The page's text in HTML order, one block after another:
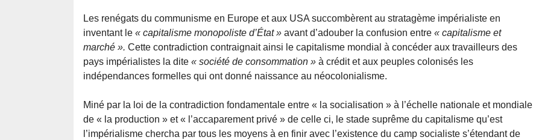
Les renégats du communisme en Europe et aux USA succombèrent au stratagème impérialiste en
inventant le « capitalisme monopoliste d’État » avant d’adouber la confusion entre « capitalisme et
marché ». Cette contradiction contraignait ainsi le capitalisme mondial à concéder aux travailleurs des
pays impérialistes la dite « société de consommation » à crédit et aux peuples colonisés les
indépendances formelles qui ont donné naissance au néocolonialisme.
Miné par la loi de la contradiction fondamentale entre « la socialisation » à l’échelle nationale et mondiale
de « la production » et « l’accaparement privé » de celle ci, le stade suprême du capitalisme qu’est
l’impérialisme chercha par tous les moyens à en finir avec l’existence du camp socialiste s’étendant de